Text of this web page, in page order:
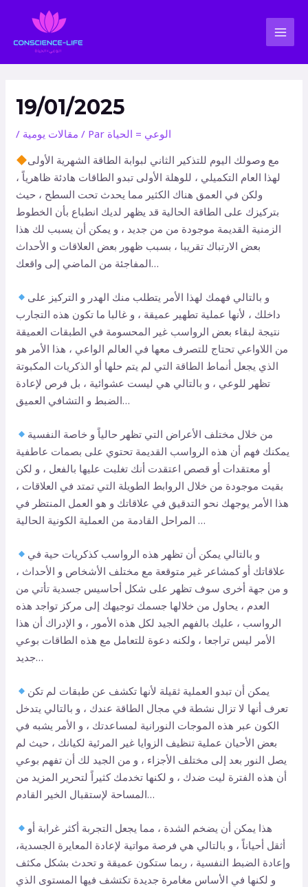
contenu
19/01/2025
/ مقالات يومية / Par الوعي = الحياة
مع وصولك اليوم للتذكير الثاني لبوابة الطاقة الشهرية الأولى
لهذا العام التكميلي ، للوهلة الأولى تبدو الطاقات هادئة ظاهرياً ،
ولكن في العمق هناك الكثير مما يحدث تحت السطح ، حيث
بتركيزك على الطاقة الحالية قد يظهر لديك انطباع بأن الخطوط
الزمنية القديمة موجودة من من جديد ، و يمكن أن يسبب لك هذا
بعض الارتباك تقريبا ، بسبب ظهور بعض العلاقات و الأحداث
المفاجئة من الماضي إلى واقعك…
و بالتالي فهمك لهذا الأمر يتطلب منك الهدر و التركيز على
داخلك ، لأنها عملية تطهير عميقة ، و غالبا ما تكون هذه التجارب
نتيجة لبقاء بعض الرواسب غير المحسومة في الطبقات العميقة
من اللاواعي تحتاج للتصرف معها في العالم الواعي ، هذا الأمر هو
الذي يجعل أنماط الطاقة التي لم يتم حلها أو الذكريات المكبوتة
تظهر للوعي ، و بالتالي هي ليست عشوائية ، بل فرص لإعادة
الضبط و التشافي العميق…
من خلال مختلف الأعراض التي تظهر حالياً و خاصة النفسية
يمكنك فهم أن هذه الرواسب القديمة تحتوي على بصمات عاطفية
أو معتقدات أو قصص اعتقدت أنك تغلبت عليها بالفعل ، و لكن
بقيت موجودة من خلال الروابط الطويلة التي تمتد في العلاقات ،
هذا الأمر يوجهك نحو التدقيق في علاقاتك و هو العمل المنتظر في
المراحل القادمة من العملية الكونية الحالية …
و بالتالي يمكن أن تظهر هذه الرواسب كذكريات حية في
علاقاتك أو كمشاعر غير متوقعة مع مختلف الأشخاص و الأحداث ،
و من جهة أخرى سوف تظهر على شكل أحاسيس جسدية تأتي من
العدم ، يحاول من خلالها جسمك توجيهك إلى مركز تواجد هذه
الرواسب ، عليك بالفهم الجيد لكل هذه الأمور ، و الإدراك أن هذا
الأمر ليس تراجعا ، ولكنه دعوة للتعامل مع هذه الطاقات بوعي
جديد…
يمكن أن تبدو العملية ثقيلة لأنها تكشف عن طبقات لم تكن
تعرف أنها لا تزال نشطة في مجال الطاقة عندك ، و بالتالي يتدخل
الكون عبر هذه الموجات النورانية لمساعدتك ، و الأمر يشبه في
بعض الأحيان عملية تنظيف الزوايا غير المرئية لكيانك ، حيث لم
يصل النور بعد إلى مختلف الأجزاء ، و من الجيد لك أن تفهم بوعي
أن هذه الفترة ليت ضدك ، و لكنها تخدمك كثيراً لتحرير المزيد من
المساحة لإستقبال الخير القادم…
هذا يمكن أن يضخم الشدة ، مما يجعل التجربة أكثر غرابة أو
أثقل أحياناً ، و بالتالي هي فرصة مواتية لإعادة المعايرة الجسدية،
وإعادة الضبط النفسية ، ربما ستكون عميقة و تحدث بشكل مكثف
و لكنها في الأساس مغامرة جديدة تكتشف فيها المستوى الذي
Navigation
articles